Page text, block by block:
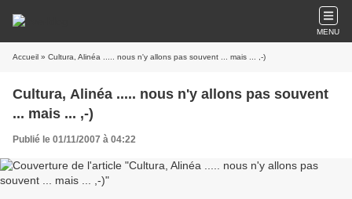
MENU
Accueil » Cultura, Alinéa ..... nous n'y allons pas souvent ... mais ... ,-)
Cultura, Alinéa ..... nous n'y allons pas souvent
... mais ... ,-)
Publié le 01/11/2007 à 04:22